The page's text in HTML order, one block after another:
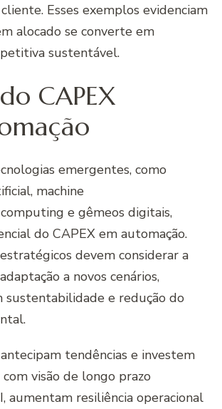
Esses exemplos evidenciam
alocado se converte em
sustentável.
CAPEX
emergentes, como
machine
e gêmeos digitais,
do CAPEX em automação.
devem considerar a
a novos cenários,
sustentabilidade e redução do
tendências e investem
visão de longo prazo
aumentam resiliência operacional